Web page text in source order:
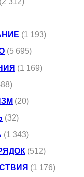
(1 193)
(5 695)
(1 169)
(20)
(32)
(1 343)
(512)
(1 176)